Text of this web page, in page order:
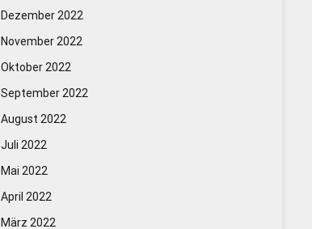
Dezember 2022
November 2022
Oktober 2022
September 2022
August 2022
Juli 2022
Mai 2022
April 2022
März 2022